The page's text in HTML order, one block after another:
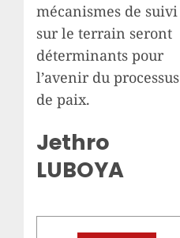
mécanismes de suivi
sur le terrain seront
déterminants pour
l’avenir du processus
de paix.
Jethro
LUBOYA